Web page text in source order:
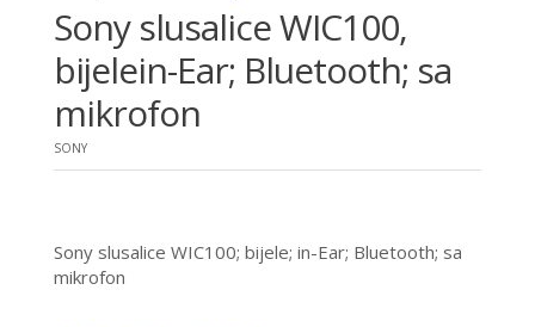
Sony slusalice WIC100,
bijelein-Ear; Bluetooth; sa
mikrofon
SONY
Sony slusalice WIC100; bijele; in-Ear; Bluetooth; sa
mikrofon